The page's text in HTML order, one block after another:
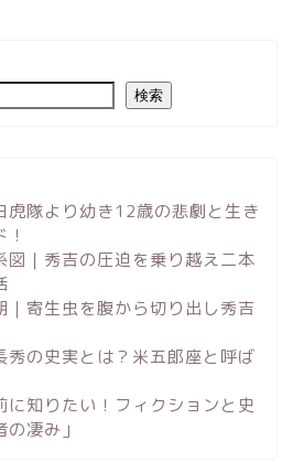
検索
虎隊より幼き12歳の悲劇と生き
図｜秀吉の圧迫を乗り越え二本
｜寄生虫を腹から切り出し秀吉
秀の史実とは？米五郎座と呼ば
に知りたい！フィクションと史
凄み」
プロフィール